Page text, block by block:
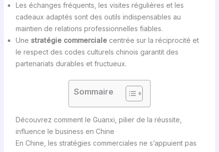
Les échanges fréquents, les visites régulières et les
cadeaux adaptés sont des outils indispensables au
maintien de relations professionnelles fiables.
Une stratégie commercialecentrée sur la réciprocité et
le respect des codes culturels chinois garantit des
partenariats durables et fructueux.
Sommaire
Découvrez comment le Guanxi, pilier de la réussite,
influence le business en Chine
En Chine, les stratégies commerciales ne s’appuient pas